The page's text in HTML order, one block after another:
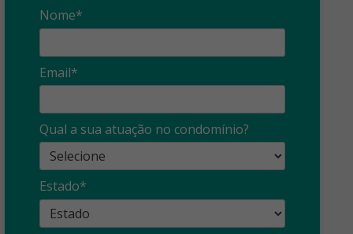
O que é?
profissional:
cuidado com as
propagandas
Nome*
Email*
Qual a sua atuação no condomínio?
Estado*